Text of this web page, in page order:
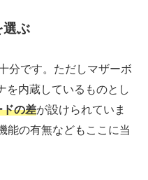
選ぶ
分です。ただしマザーボ
を内蔵しているものとし
ドの差が設けられていま
能の有無などもここに当